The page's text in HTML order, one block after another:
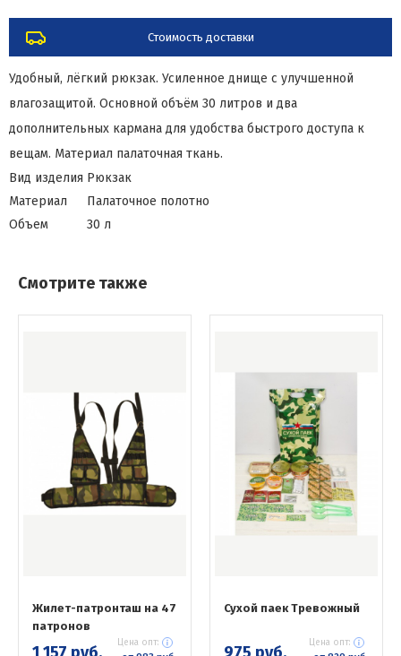
Стоимость доставки
Удобный, лёгкий рюкзак. Усиленное днище с улучшенной
влагозащитой. Основной объём 30 литров и два
дополнительных кармана для удобства быстрого доступа к
вещам. Материал палаточная ткань.
Вид изделия Рюкзак
Материал
Палаточное полотно
Объем
30 л
Смотрите также
Жилет-патронташ на 47
патронов
1 157 руб. Цена опт:
Сухой паек Тревожный
975 руб. Цена опт: